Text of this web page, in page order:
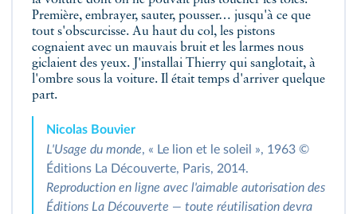
Première, embrayer, sauter, pousser… jusqu'à ce que
tout s'obscurcisse. Au haut du col, les pistons
cognaient avec un mauvais bruit et les larmes nous
giclaient des yeux. J'installai Thierry qui sanglotait, à
l'ombre sous la voiture. Il était temps d'arriver quelque
part.
Nicolas Bouvier
L'Usage du monde, « Le lion et le soleil », 1963 ©
Éditions La Découverte, Paris, 2014.
Reproduction en ligne avec l'aimable autorisation des
Éditions La Découverte — toute réutilisation devra